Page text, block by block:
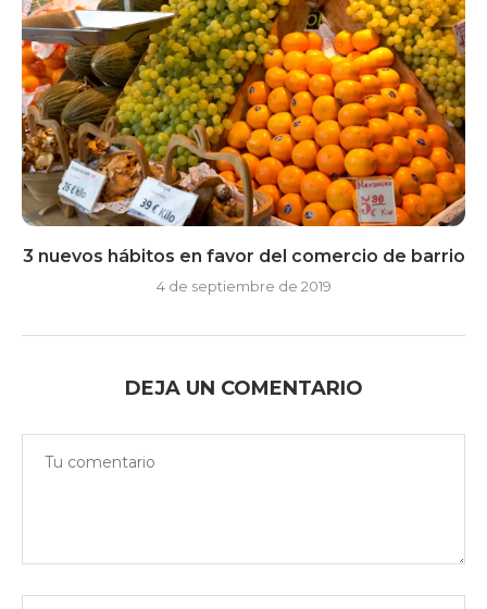
3 nuevos hábitos en favor del comercio de barrio
4 de septiembre de 2019
DEJA UN COMENTARIO